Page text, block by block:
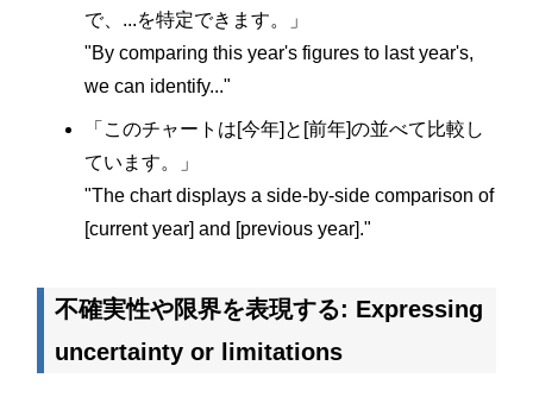
で、...を特定できます。」
"By comparing this year's figures to last year's,
we can identify..."
「このチャートは[今年]と[前年]の並べて比較し
ています。」
"The chart displays a side-by-side comparison of
[current year] and [previous year]."
不確実性や限界を表現する: Expressing
uncertainty or limitations